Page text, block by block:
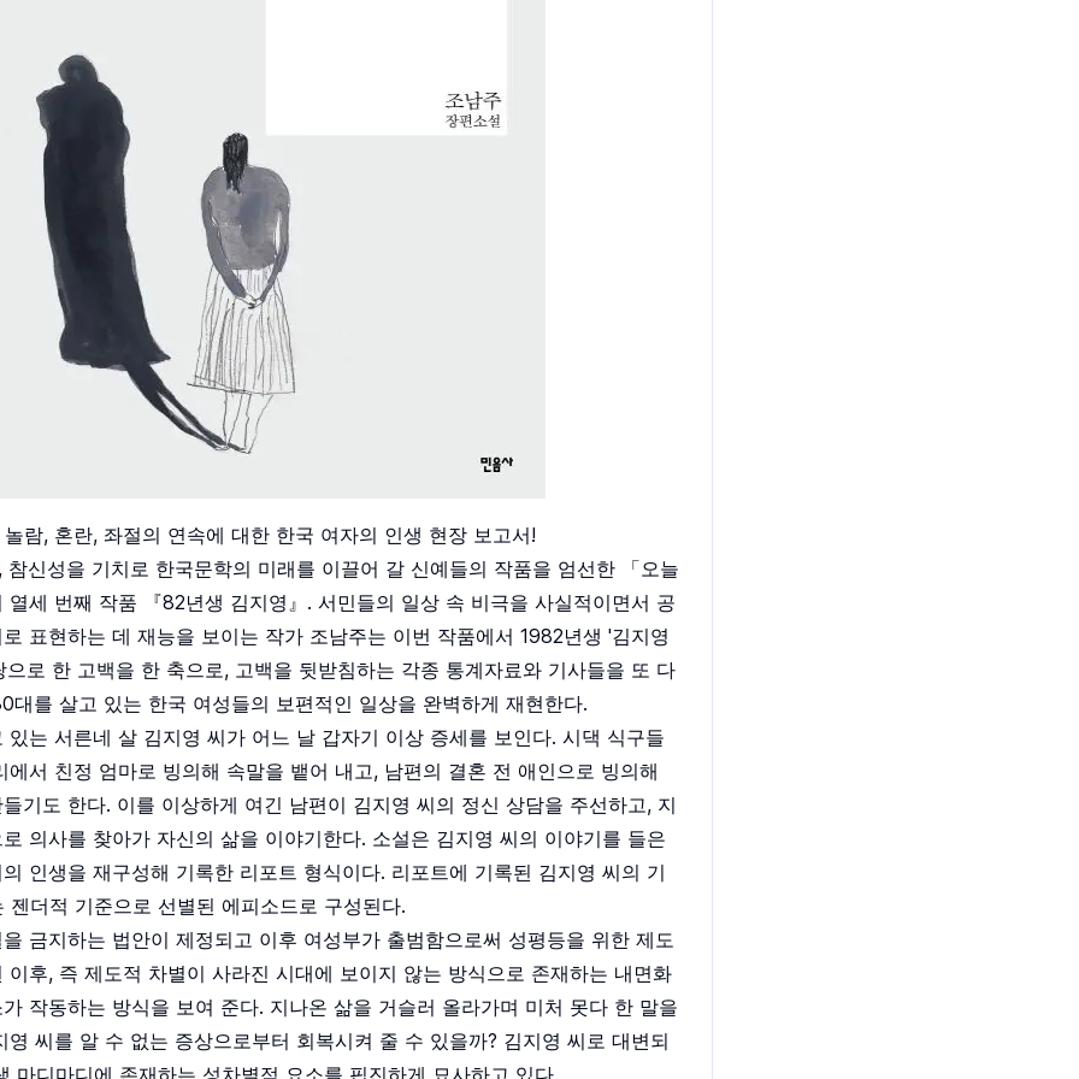
람, 혼란, 좌절의 연속에 대한 한국 여자의 인생 현장 보고서!
참신성을 기치로 한국문학의 미래를 이끌어 갈 신예들의 작품을 엄선한 「오늘
열세 번째 작품 『82년생 김지영』. 서민들의 일상 속 비극을 사실적이면서 공
표현하는 데 재능을 보이는 작가 조남주는 이번 작품에서 1982년생 '김지영
으로 한 고백을 한 축으로, 고백을 뒷받침하는 각종 통계자료와 기사들을 또 다
대를 살고 있는 한국 여성들의 보편적인 일상을 완벽하게 재현한다.
있는 서른네 살 김지영 씨가 어느 날 갑자기 이상 증세를 보인다. 시댁 식구들
에서 친정 엄마로 빙의해 속말을 뱉어 내고, 남편의 결혼 전 애인으로 빙의해
기도 한다. 이를 이상하게 여긴 남편이 김지영 씨의 정신 상담을 주선하고, 지
의사를 찾아가 자신의 삶을 이야기한다. 소설은 김지영 씨의 이야기를 들은
인생을 재구성해 기록한 리포트 형식이다. 리포트에 기록된 김지영 씨의 기
젠더적 기준으로 선별된 에피소드로 구성된다.
금지하는 법안이 제정되고 이후 여성부가 출범함으로써 성평등을 위한 제도
이후, 즉 제도적 차별이 사라진 시대에 보이지 않는 방식으로 존재하는 내면화
작동하는 방식을 보여 준다. 지나온 삶을 거슬러 올라가며 미처 못다 한 말을
영 씨를 알 수 없는 증상으로부터 회복시켜 줄 수 있을까? 김지영 씨로 대변되
마디마디에 존재하는 성차별적 요소를 핍진하게 묘사하고 있다.